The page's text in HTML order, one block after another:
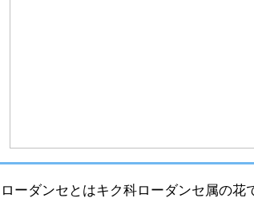
ローダンセとはキク科ローダンセ属の